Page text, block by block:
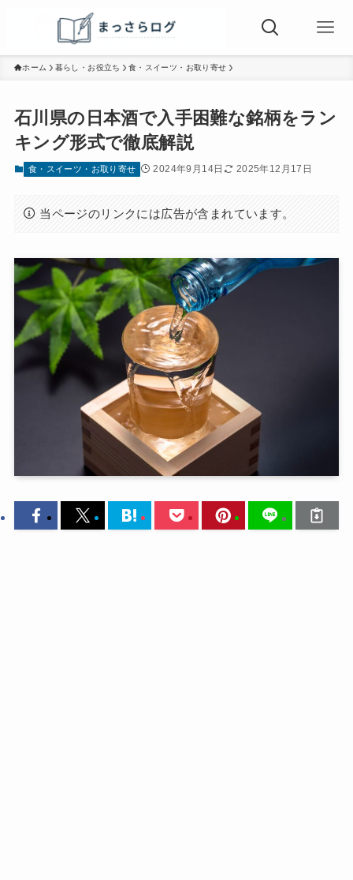
ホーム 暮らし・お役立ち 食・スイーツ・お取り寄せ
石川県の日本酒で入手困難な銘柄をラン
キング形式で徹底解説
食・スイーツ・お取り寄せ 2024年9月14日 2025年12月17日
当ページのリンクには広告が含まれています。